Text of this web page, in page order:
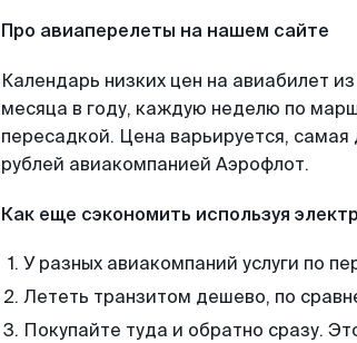
Про авиаперелеты на нашем сайте
Календарь низких цен на авиабилет
месяца в году, каждую неделю по
пересадкой. Цена варьируется,
рублей авиакомпанией Аэрофлот.
Как еще сэкономить используя
У разных авиакомпаний услуги по
Лететь транзитом дешево, по
Покупайте туда и обратно сразу.